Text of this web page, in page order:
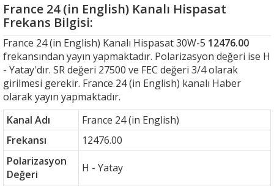
France 24 (in English) Kanalı Hispasat
Frekans Bilgisi:
France 24 (in English) Kanalı Hispasat 30W-5 12476.00
frekansından yayın yapmaktadır. Polarizasyon değeri ise H
- Yatay'dır. SR değeri 27500 ve FEC değeri 3/4 olarak
girilmesi gerekir. France 24 (in English) kanalı Haber
olarak yayın yapmaktadır.
Kanal Adı
France 24 (in English)
Frekansı
12476.00
Polarizasyon
Değeri
H - Yatay